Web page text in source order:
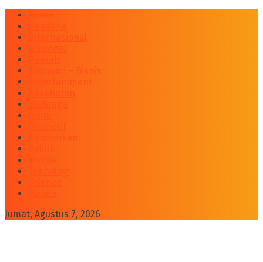
Internasional
Ekonomi – Bisnis
Entertainment
Jumat, Agustus 7, 2026